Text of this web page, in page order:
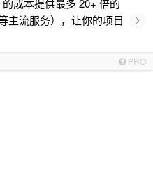
成本提供最多 20+ 倍的
主流服务），让你的项目
›
PRO